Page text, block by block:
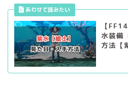
【
水装備
方法【